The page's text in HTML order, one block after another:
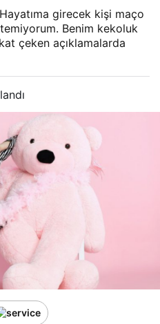
girecek kişi maço
Benim kekoluk
çeken açıklamalarda